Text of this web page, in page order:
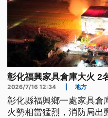
彰化福興家具倉庫大火 2
2026/7/16 12:34 地方
彰化縣福興鄉一處家具倉
火勢相當猛烈，消防局